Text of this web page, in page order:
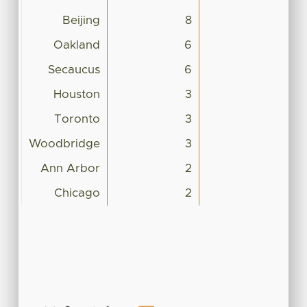
Beijing 8
Oakland 6
Secaucus 6
Houston 3
Toronto 3
Woodbridge 3
Ann Arbor 2
Chicago 2